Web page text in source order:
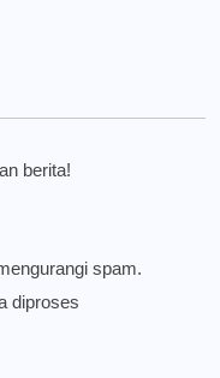
berita!
spam.
diproses